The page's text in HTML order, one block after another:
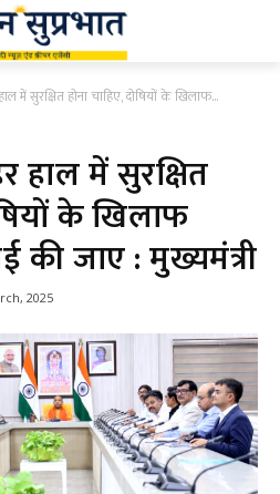
में सुरक्षित होना चाहिए, दोषियों के खिलाफ...
हाल में सुरक्षित
के खिलाफ
की जाए : मुख्यमंत्री
2025